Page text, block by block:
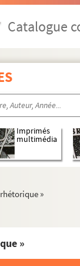
Catalogue
Imprimés
multimédia
»
»